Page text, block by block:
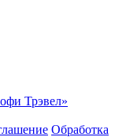
Трэвeл»
Обработка